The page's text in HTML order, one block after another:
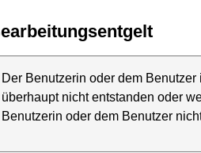
Bearbeitungsentgelt
Der Benutzerin oder dem
überhaupt nicht entstanden oder
Benutzerin oder dem Benutzer